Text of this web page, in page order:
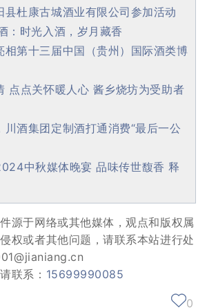
县杜康古城酒业有限公司参加活动
：时光入酒，岁月藏香
相第十三届中国（贵州）国际酒类博
点点关怀暖人心 酱乡烧坊为受助者
川酒集团定制酒打通消费“最后一公
中秋媒体晚宴 品味传世馥香 释
源于网络或其他媒体，观点和版权属
权或者其他问题，请联系本站进行处
联系： 15699990085
0